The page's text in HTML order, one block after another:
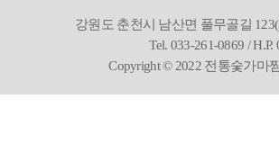
강원도 춘천시 남산면 풀무골길
Tel. 033-261-0869 / H.P.
Copyright © 2022 전통숯가마